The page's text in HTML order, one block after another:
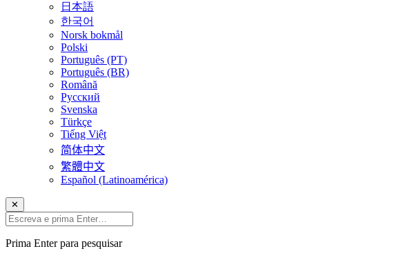
日本語
한국어
Norsk bokmål
Polski
Português (PT)
Português (BR)
Română
Русский
Svenska
Türkçe
Tiếng Việt
简体中文
繁體中文
Español (Latinoamérica)
✕
Prima Enter para pesquisar